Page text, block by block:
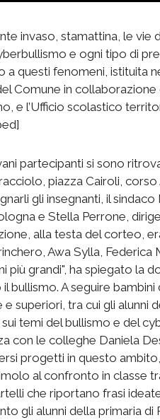
invaso, stamattina, le vie
e ogni tipo di
questi fenomeni, istituita
Comune in
e l’Ufficio scolastico
partecipanti si sono
piazza Cairoli, corso
gli insegnanti, il sindaco
e Stella Perrone,
alla testa del corteo,
Awa Sylla, Federica
grandi", ha spiegato la
bullismo. A seguire bambini
superiori, tra cui gli alunni
temi del bullismo e del
con le colleghe Daniela
progetti in questo
al confronto in classe
che riportano frasi
gli alunni della primaria